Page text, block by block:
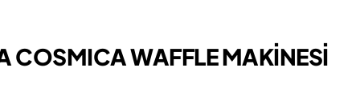
COSMICA WAFFLE MAKİNESİ